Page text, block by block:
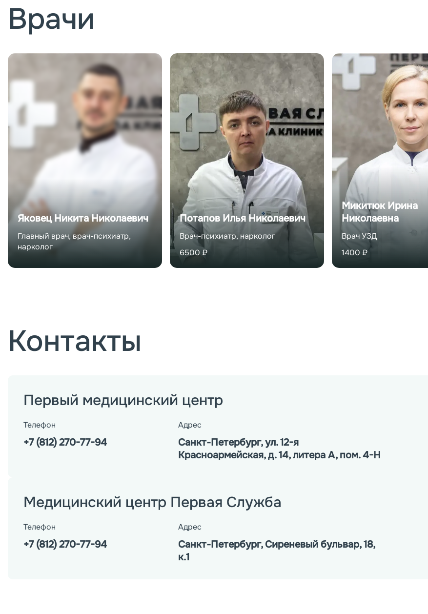
Врачи
Записаться
Яковец Никита Николаевич
Главный врач, врач-психиатр,
нарколог
Записаться
Подробнее о враче
Потапов Илья Николаевич
Врач-психиатр, нарколог
6500 ₽
Записаться
Микитюк Ирина
Николаевна
Врач УЗД
1400 ₽
Контакты
Первый медицинский центр
Телефон
+7 (812) 270-77-94
Адрес
Санкт-Петербург, ул. 12-я
Красноармейская, д. 14, литера А, пом. 4-Н
Медицинский центр Первая Служба
Телефон
+7 (812) 270-77-94
Адрес
Санкт-Петербург, Сиреневый бульвар, 18,
к.1